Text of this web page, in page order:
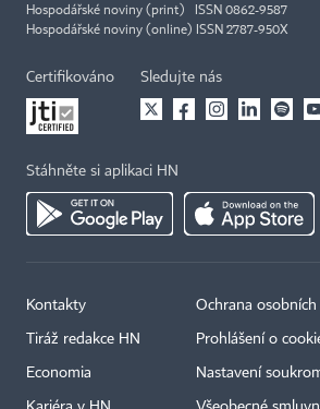
Hospodářské noviny (print) ISSN 0862-9587
Hospodářské noviny (online) ISSN 2787-950X
Certifikováno Sledujte nás
Stáhněte si aplikaci HN
Kontakty
Tiráž redakce HN
Economia
Ochrana
Prohlášení o
Nastavení